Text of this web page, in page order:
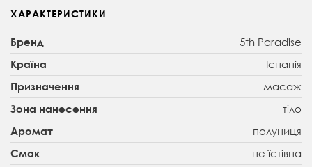
ХАРАКТЕРИСТИКИ
Бренд 5th Paradise
Країна Іспанія
Призначення масаж
Зона нанесення тіло
Аромат полуниця
Смак не їстівна